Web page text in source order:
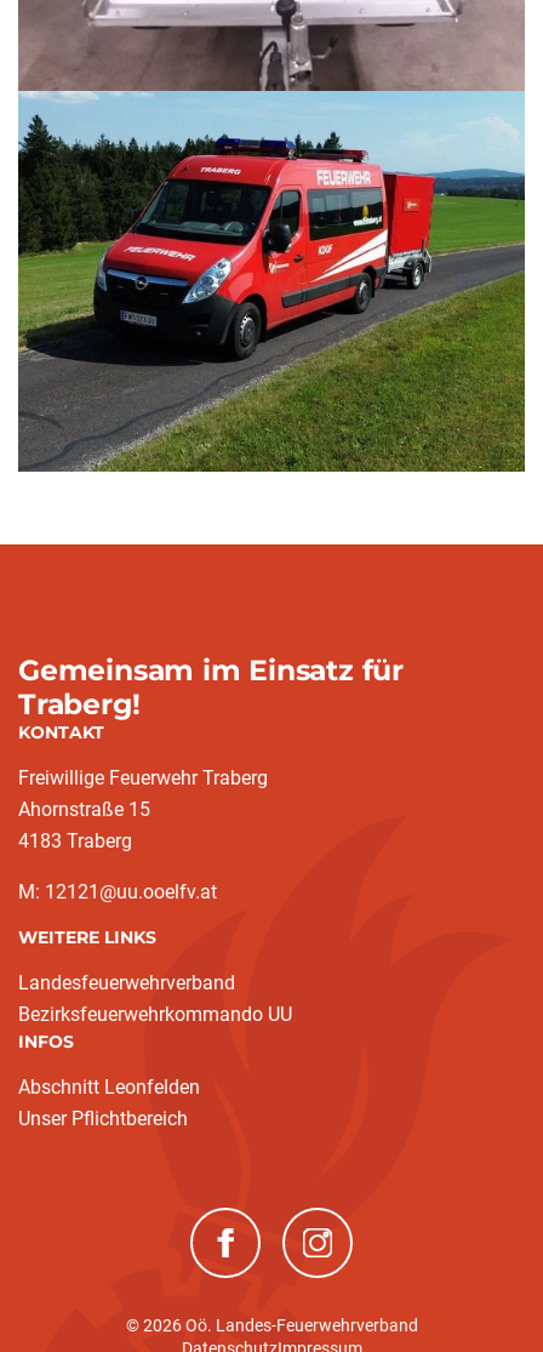
Gemeinsam im Einsatz für
Traberg!
KONTAKT
Freiwillige Feuerwehr Traberg
Ahornstraße 15
4183 Traberg
M: 12121@uu.ooelfv.at
WEITERE LINKS
Landesfeuerwehrverband
Bezirksfeuerwehrkommando UU
INFOS
Abschnitt Leonfelden
Unser Pflichtbereich
(neues Fenster)(neues Fenster)
© 2026 Oö. Landes-Feuerwehrverband